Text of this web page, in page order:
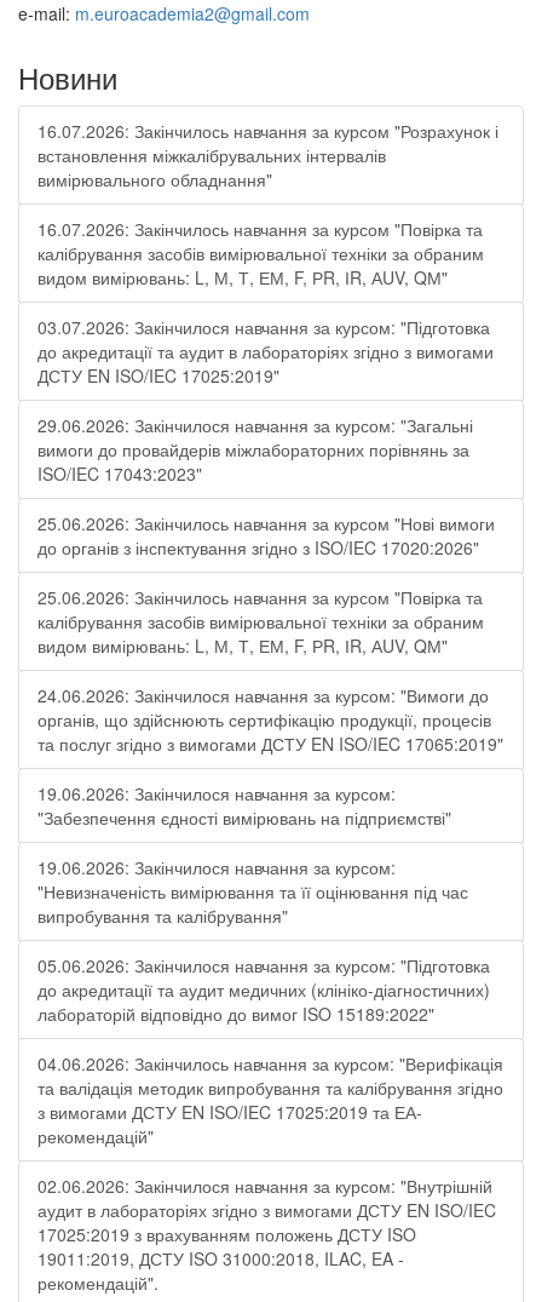
e-mail: m.euroacademia2@gmail.com
Новини
16.07.2026: Закінчилось навчання за курсом "Розрахунок і
встановлення міжкалібрувальних інтервалів
вимірювального обладнання"
16.07.2026: Закінчилось навчання за курсом "Повірка та
калібрування засобів вимірювальної техніки за обраним
видом вимірювань: L, М, Т, ЕМ, F, РR, ІR, АUV, QМ"
03.07.2026: Закінчилося навчання за курсом: "Підготовка
до акредитації та аудит в лабораторіях згідно з вимогами
ДСТУ EN ISO/IEC 17025:2019"
29.06.2026: Закінчилося навчання за курсом: "Загальні
вимоги до провайдерів міжлабораторних порівнянь за
ISO/IEC 17043:2023"
25.06.2026: Закінчилось навчання за курсом "Нові вимоги
до органів з інспектування згідно з ISO/IEC 17020:2026"
25.06.2026: Закінчилось навчання за курсом "Повірка та
калібрування засобів вимірювальної техніки за обраним
видом вимірювань: L, М, Т, ЕМ, F, РR, ІR, АUV, QМ"
24.06.2026: Закінчилося навчання за курсом: "Вимоги до
органів, що здійснюють сертифікацію продукції, процесів
та послуг згідно з вимогами ДСТУ EN ISO/IEC 17065:2019"
19.06.2026: Закінчилося навчання за курсом:
"Забезпечення єдності вимірювань на підприємстві"
19.06.2026: Закінчилося навчання за курсом:
"Невизначеність вимірювання та її оцінювання під час
випробування та калібрування"
05.06.2026: Закінчилося навчання за курсом: "Підготовка
до акредитації та аудит медичних (клініко-діагностичних)
лабораторій відповідно до вимог ISO 15189:2022"
04.06.2026: Закінчилось навчання за курсом: "Верифікація
та валідація методик випробування та калібрування згідно
з вимогами ДСТУ EN ISO/IEC 17025:2019 та ЕА-
рекомендацій"
02.06.2026: Закінчилося навчання за курсом: "Внутрішній
аудит в лабораторіях згідно з вимогами ДСТУ EN ISO/IEC
17025:2019 з врахуванням положень ДСТУ ISO
19011:2019, ДСТУ ISO 31000:2018, ILAC, EA -
рекомендацій".